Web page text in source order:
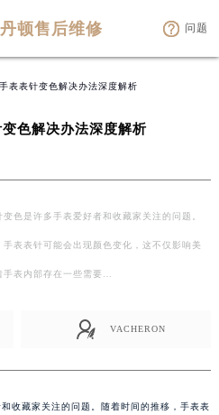
顿售后维修 问题
表表针变色解决办法深度解析
色解决办法深度解析
色是许多手表爱好者和收藏家关注的问题。
手表表针可能会出现颜色变化，这不仅影响美
手表内部存在一些需要…
VACHERON
收藏家关注的问题。随着时间的推移，手表表